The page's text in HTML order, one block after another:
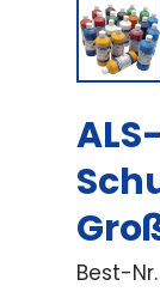
Best-Nr.